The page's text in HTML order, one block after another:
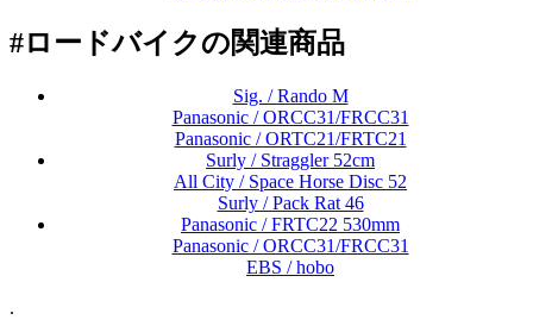
#ロードバイクの関連商品
Sig. / Rando M
Panasonic / ORCC31/FRCC31
Panasonic / ORTC21/FRTC21
Surly / Straggler 52cm
All City / Space Horse Disc 52
Surly / Pack Rat 46
Panasonic / FRTC22 530mm
Panasonic / ORCC31/FRCC31
EBS / hobo
.